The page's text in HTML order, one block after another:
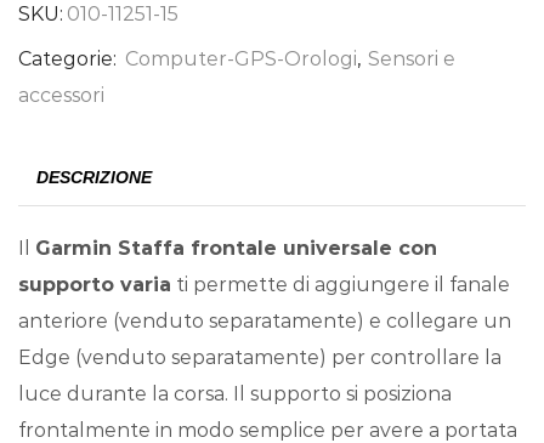
SKU: 010-11251-15
Categorie: Computer-GPS-Orologi, Sensori e
accessori
DESCRIZIONE
Il Garmin Staffa frontale universale con
supporto varia ti permette di aggiungere il fanale
anteriore (venduto separatamente) e collegare un
Edge (venduto separatamente) per controllare la
luce durante la corsa. Il supporto si posiziona
frontalmente in modo semplice per avere a portata